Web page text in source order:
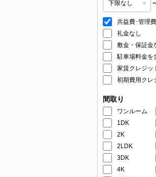
共益費･管理
礼金なし
敷金・保証金
駐車場料金を
家賃クレジッ
初期費用クレ
間取り
ワンルーム
1DK
2K
2LDK
3DK
4K